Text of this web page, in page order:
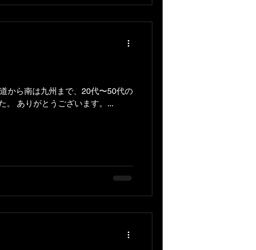
から南は九州まで、20代〜50代の
。 ありがとうございます。...